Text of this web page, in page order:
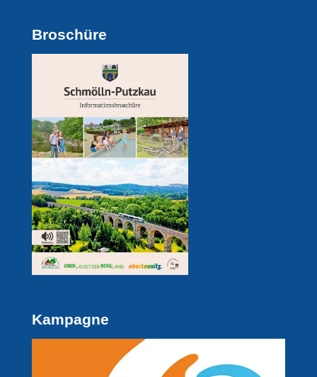
Broschüre
Kampagne